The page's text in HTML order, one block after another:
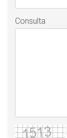
Consulta